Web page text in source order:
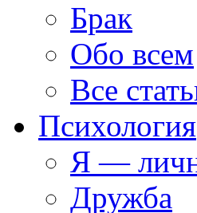
Брак
Обо всем
Все
Психология
Я —
Дружба